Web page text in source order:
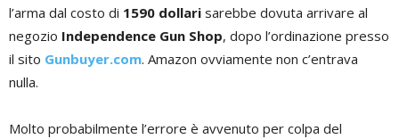
l’arma dal costo di 1590 dollari sarebbe dovuta arrivare al
negozio Independence Gun Shop, dopo l’ordinazione presso
il sito Gunbuyer.com. Amazon ovviamente non c’entrava
nulla.
Molto probabilmente l’errore è avvenuto per colpa del